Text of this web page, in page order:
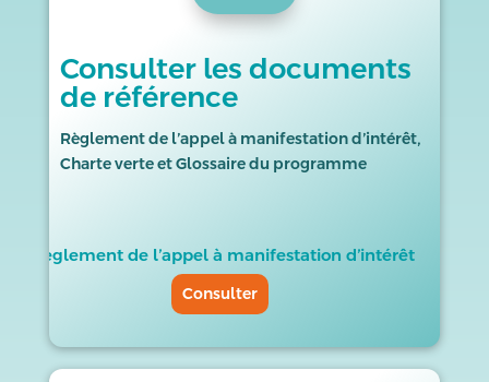
Consulter les documents
de référence
Règlement de l’appel à manifestation d’intérêt,
Charte verte et Glossaire du programme
Règlement de l’appel à manifestation d’intérêt
Consulter